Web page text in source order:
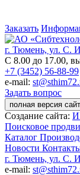
Заказать
г. Тюмень, ул. С.
С 8.00 до 17.00,
+7 (3452) 56-88-99
e-mail:
Задать вопрос
полная версия
Создание сайта:
Поисковое
Каталог
Новости
г. Тюмень, ул. С.
e-mail: